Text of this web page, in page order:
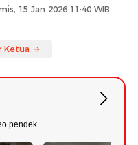
15 Jan 2026 11:40 WIB
Ketua
pendek.